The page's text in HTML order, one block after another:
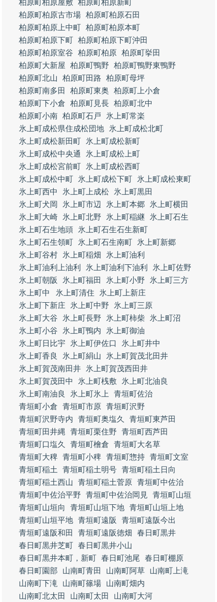
柏原町柏原屋敷
柏原町柏原新町
柏原町柏原古市場 柏原町柏原石田
柏原町柏原上中町 柏原町柏原本町
柏原町柏原下町 柏原町柏原下町沖田
柏原町柏原室谷
柏原町柏原 柏原町挙田
柏原町大新屋
柏原町鴨野
柏原町鴨野東鴨野
柏原町北山
柏原町田路
柏原町母坪
柏原町南多田
柏原町東奥
柏原町上小倉
柏原町下小倉
柏原町見長 柏原町北中
柏原町小南 柏原町石戸
氷上町常楽
氷上町成松県住成松団地
氷上町成松北町
氷上町成松新田町
氷上町成松新町
氷上町成松中央通
氷上町成松上町
氷上町成松宮前町
氷上町成松西町
氷上町成松中町
氷上町成松下町
氷上町成松東町
氷上町西中
氷上町上成松
氷上町黒田
氷上町犬岡
氷上町市辺 氷上町本郷
氷上町横田
氷上町大崎
氷上町北野 氷上町稲継
氷上町石生
氷上町石生地頭
氷上町石生石生新町
氷上町石生領町
氷上町石生南町
氷上町新郷
氷上町谷村
氷上町稲畑
氷上町油利
氷上町油利上油利
氷上町油利下油利
氷上町佐野
氷上町朝阪
氷上町福田 氷上町小野
氷上町三方
氷上町中
氷上町清住
氷上町上新庄
氷上町下新庄
氷上町中野
氷上町三原
氷上町大谷
氷上町長野 氷上町柿柴
氷上町沼
氷上町小谷
氷上町鴨内
氷上町御油
氷上町日比宇
氷上町伊佐口
氷上町井中
氷上町香良
氷上町絹山
氷上町賀茂北田井
氷上町賀茂南田井
氷上町賀茂西田井
氷上町賀茂田中
氷上町桟敷
氷上町北油良
氷上町南油良
氷上町氷上
青垣町佐治
青垣町小倉
青垣町市原 青垣町沢野
青垣町沢野寺内
青垣町奥塩久
青垣町東芦田
青垣町田井縄
青垣町栗住野
青垣町西芦田
青垣町口塩久
青垣町檜倉
青垣町大名草
青垣町大稗 青垣町小稗 青垣町惣持 青垣町文室
青垣町稲土
青垣町稲土明号 青垣町稲土日向
青垣町稲土西山
青垣町稲土菅原 青垣町中佐治
青垣町中佐治平野
青垣町中佐治岡見
青垣町山垣
青垣町山垣向
青垣町山垣下地 青垣町山垣上地
青垣町山垣平地 青垣町遠阪
青垣町遠阪今出
青垣町遠阪和田
青垣町遠阪徳畑
春日町黒井
春日町黒井芝町 春日町黒井小山
春日町黒井本町，新町 春日町池尾
春日町棚原
春日町園部
山南町青田 山南町阿草
山南町上滝
山南町下滝
山南町篠場
山南町畑内
山南町北太田
山南町太田
山南町大河